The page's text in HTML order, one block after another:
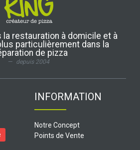
la restauration à domicile et à
particulièrement dans la
de pizza
depuis 2004
INFORMATION
Notre Concept
Points de Vente